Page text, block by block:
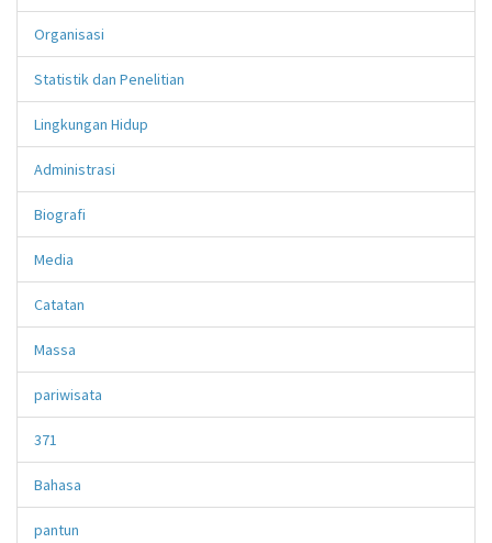
Organisasi
Statistik dan Penelitian
Lingkungan Hidup
Administrasi
Biografi
Media
Catatan
Massa
pariwisata
371
Bahasa
pantun